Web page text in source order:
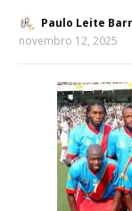
Paulo Leite
novembro 12, 2025